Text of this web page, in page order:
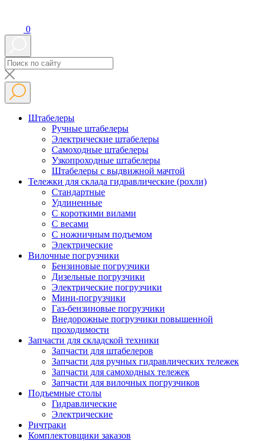
0
Штабелеры
Ручные штабелеры
Электрические штабелеры
Самоходные штабелеры
Узкопроходные штабелеры
Штабелеры с выдвижной мачтой
Тележки для склада гидравлические (рохли)
Стандартные
Удлиненные
С короткими вилами
С весами
С ножничным подъемом
Электрические
Вилочные погрузчики
Бензиновые погрузчики
Дизельные погрузчики
Электрические погрузчики
Мини-погрузчики
Газ-бензиновые погрузчики
Внедорожные погрузчики повышенной
проходимости
Запчасти для складской техники
Запчасти для штабелеров
Запчасти для ручных гидравлических тележек
Запчасти для самоходных тележек
Запчасти для вилочных погрузчиков
Подъемные столы
Гидравлические
Электрические
Ричтраки
Комплектовщики заказов